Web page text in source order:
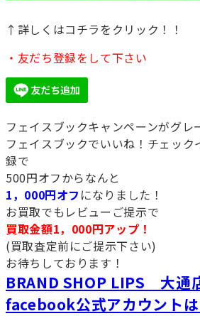
↑詳しくはコチラをクリック！！
・友だち登録をして下さい
フェイスブックキャンペーンがグレ
フェイスブックでいいね！チェッ
録で
500円オフからなんと
1，000円オフ になりました！
お買取でもレビューご提示で
買取金額1，000円アップ！
(買取査定前にご提示下さい)
お待ちしております！
BRAND SHOP LIPS 大通
facebook公式アカウント